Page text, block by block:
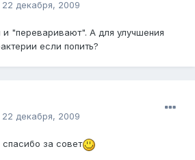
22 декабря, 2009
и "переваривают". А для улучшения
если попить?
22 декабря, 2009
за совет